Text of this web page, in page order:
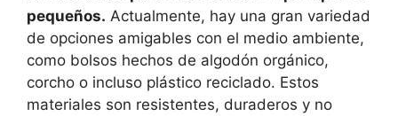
pequeños. Actualmente, hay una gran variedad
de opciones amigables con el medio ambiente,
como bolsos hechos de algodón orgánico,
corcho o incluso plástico reciclado. Estos
materiales son resistentes, duraderos y no